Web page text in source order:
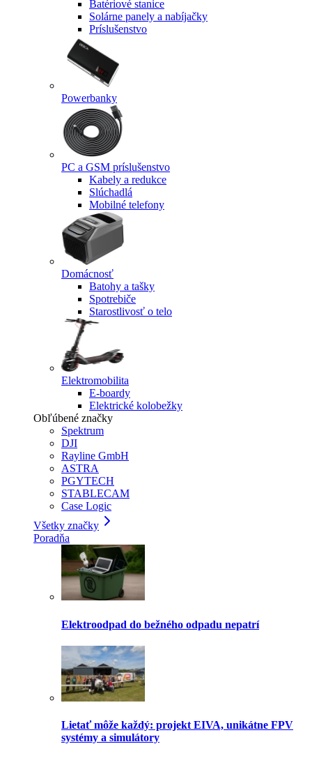
Batériové stanice
Solárne panely a nabíjačky
Príslušenstvo
Powerbanky
PC a GSM príslušenstvo
Kabely a redukce
Slúchadlá
Mobilné telefony
Domácnosť
Batohy a tašky
Spotrebiče
Starostlivosť o telo
Elektromobilita
E-boardy
Elektrické kolobežky
Obľúbené značky
Spektrum
DJI
Rayline GmbH
ASTRA
PGYTECH
STABLECAM
Case Logic
Všetky značky
Poradňa
Elektroodpad do bežného odpadu nepatrí
Lietať môže každý: projekt EIVA, unikátne FPV
systémy a simulátory